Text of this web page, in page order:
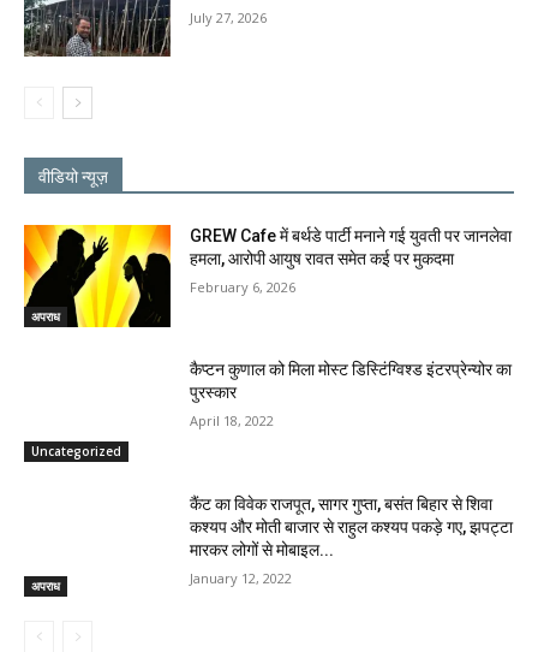
July 27, 2026
वीडियो न्यूज़
अपराध
GREW Cafe में बर्थडे पार्टी मनाने गई युवती पर जानलेवा
हमला, आरोपी आयुष रावत समेत कई पर मुकदमा
February 6, 2026
Uncategorized
कैप्टन कुणाल को मिला मोस्ट डिस्टिंग्विश्ड इंटरप्रेन्योर का
पुरस्कार
April 18, 2022
अपराध
कैंट का विवेक राजपूत, सागर गुप्ता, बसंत बिहार से शिवा
कश्यप और मोती बाजार से राहुल कश्यप पकड़े गए, झपट्टा
मारकर लोगों से मोबाइल...
January 12, 2022